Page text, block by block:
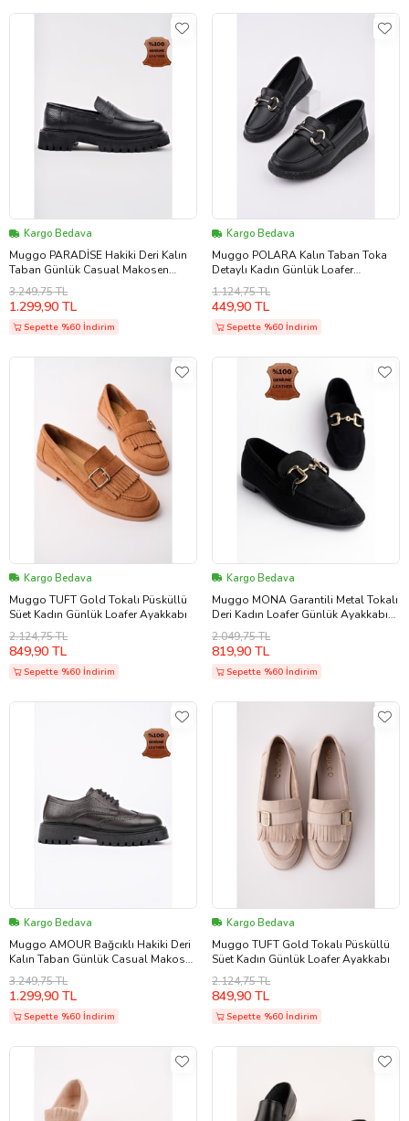
Kargo Bedava
Muggo PARADİSE Hakiki Deri Kalın
Taban Günlük Casual Makosen
Kadın Loafer Ayakkabı (Siyah)
3.249,75 TL
1.299,90 TL
Sepette %60 İndirim
Kargo Bedava
Muggo POLARA Kalın Taban Toka
Detaylı Kadın Günlük Loafer
Ayakkabı (Siyah)
1.124,75 TL
449,90 TL
Sepette %60 İndirim
Kargo Bedava
Muggo TUFT Gold Tokalı Püsküllü
Süet Kadın Günlük Loafer Ayakkabı
2.124,75 TL
849,90 TL
Sepette %60 İndirim
Kargo Bedava
Muggo MONA Garantili Metal Tokalı
Deri Kadın Loafer Günlük Ayakkabı
(Siyah)
2.049,75 TL
819,90 TL
Sepette %60 İndirim
Kargo Bedava
Muggo AMOUR Bağcıklı Hakiki Deri
Kalın Taban Günlük Casual Makosen
Kadın Loafer Ayakkabı (Kahverengi)
3.249,75 TL
1.299,90 TL
Sepette %60 İndirim
Kargo Bedava
Muggo TUFT Gold Tokalı Püsküllü
Süet Kadın Günlük Loafer Ayakkabı
2.124,75 TL
849,90 TL
Sepette %60 İndirim